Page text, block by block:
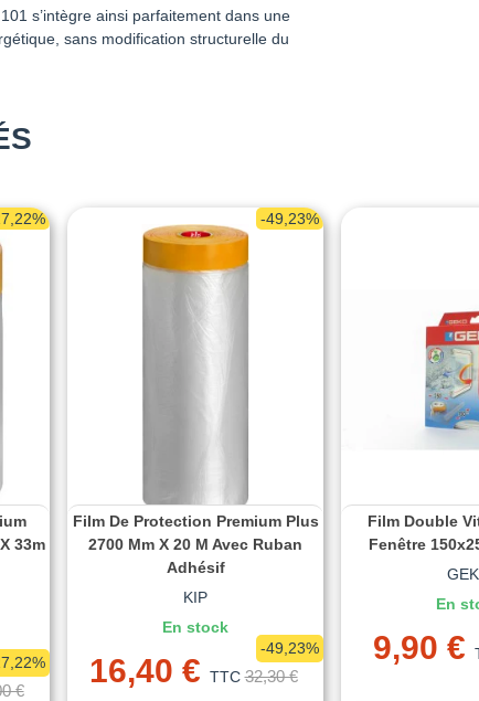
s’intègre ainsi parfaitement dans une
sans modification structurelle du
33m
€
-49,23%
Film De Protection Premium Plus
2700 Mm X 20 M Avec Ruban
Adhésif
KIP
En stock
16,40 € TTC 32,30 €
-49,23%
Film Double
Fenêtre
En
9,90 €